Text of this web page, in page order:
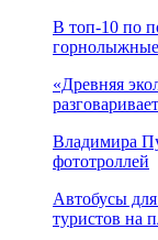
В топ-10 по
«Древняя
Владимира
фототроллей
Автобусы
туристов на